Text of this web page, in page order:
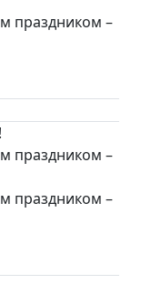
праздником –
праздником –
праздником –